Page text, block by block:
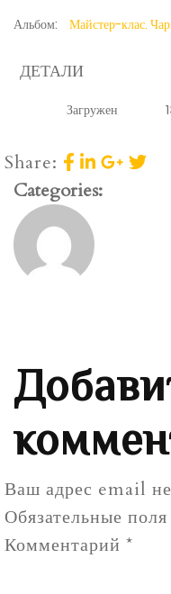
Альбом: Майстер-клас.
ДЕТАЛИ
Загружен
Share:
Categories:
Ваш адрес email
Обязательные
Комментарий *